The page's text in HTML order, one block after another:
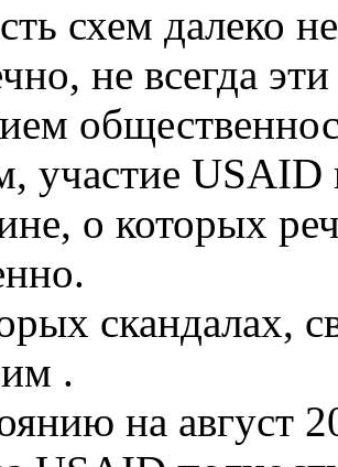
схем далеко
не всегда
участие
о которых
скандалах,
.
на август